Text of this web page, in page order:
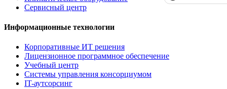
Сервисный центр
Информационные технологии
Корпоративные ИТ решения
Лицензионное программное обеспечение
Учебный центр
Системы управления консорциумом
IT-аутсорсинг